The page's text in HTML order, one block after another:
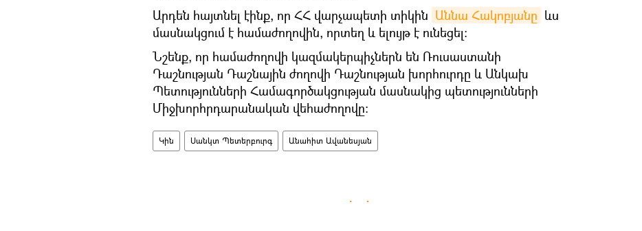
Արդեն հայտնել էինք, որ ՀՀ վարչապետի տիկին Աննա Հակոբյանը ևս
մասնակցում է համաժողովին, որտեղ և ելույթ է ունեցել։
Նշենք, որ համաժողովի կազմակերպիչներն են Ռուսաստանի
Դաշնության Դաշնային ժողովի Դաշնության խորհուրդը և Անկախ
Պետությունների Համագործակցության մասնակից պետությունների
Միջխորհրդարանական վեհաժողովը:
Կին Սանկտ Պետերբուրգ Անահիտ Ավանեսյան